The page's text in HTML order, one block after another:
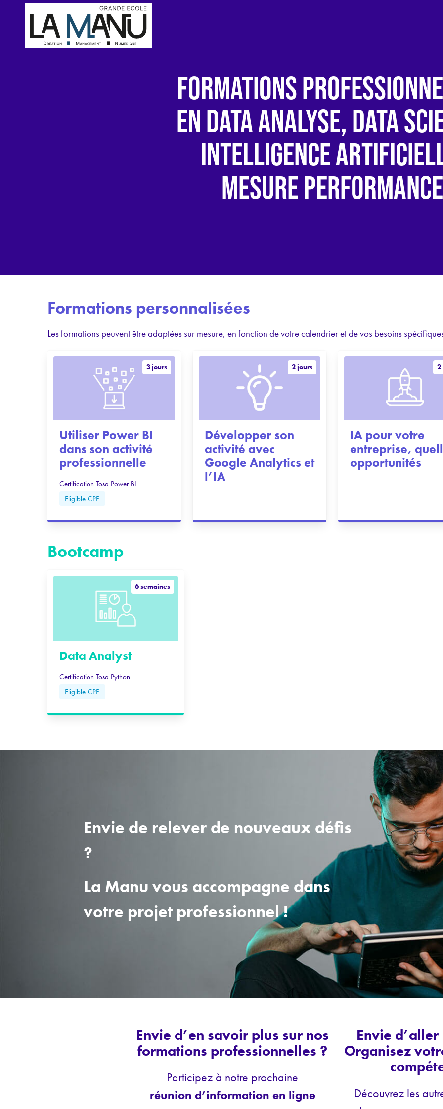
FORMATIONS
EN DATA ANALYSE, DATA
INTELLIGENCE
MESURE PERFORMANCE
Formations personnalisées
Les formations peuvent être adaptées sur mesure, en fonction de votre calendrier et de vos besoins
3 jours
Utiliser Power BI
dans son activité
professionnelle
Certification Tosa Power BI
Eligible CPF
2 jours
Développer son
activité avec
Google Analytics et
l’IA
2
IA pour votre
entreprise,
opportunités
Bootcamp
6 semaines
Data Analyst
Certification Tosa Python
Eligible CPF
Envie de relever de nouveaux défis
?
La Manu vous accompagne dans
votre projet professionnel !
Envie d’en savoir plus sur nos
formations professionnelles ?
Participez à notre prochaine
réunion d’information en ligne
Envie
Organisez
Découvrez les